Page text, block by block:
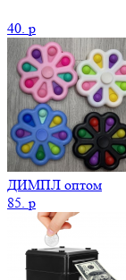
40. p
ДИМПЛ оптом
85. p